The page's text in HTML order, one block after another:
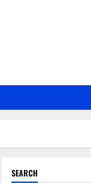
SEARCH